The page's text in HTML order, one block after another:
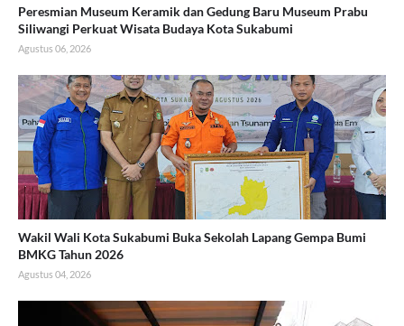
Peresmian Museum Keramik dan Gedung Baru Museum Prabu
Siliwangi Perkuat Wisata Budaya Kota Sukabumi
Agustus 06, 2026
Wakil Wali Kota Sukabumi Buka Sekolah Lapang Gempa Bumi
BMKG Tahun 2026
Agustus 04, 2026